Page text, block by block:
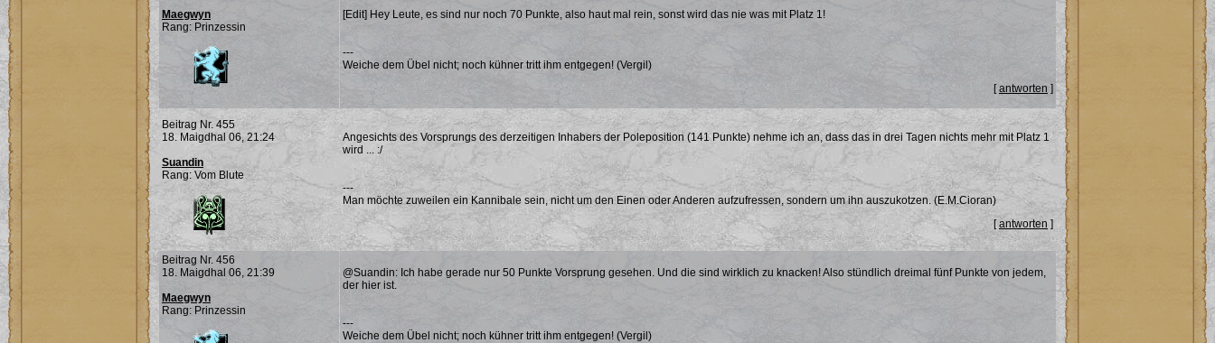
Maegwyn
Rang: Prinzessin
[Edit] Hey Leute, es sind nur noch 70 Punkte, also haut mal rein, sonst wird das nie was mit Platz 1!
---
Weiche dem Übel nicht; noch kühner tritt ihm entgegen! (Vergil)
[antworten ]
Beitrag Nr. 455
18. Maigdhal 06, 21:24
Suandin
Rang: Vom Blute
Angesichts des Vorsprungs des derzeitigen Inhabers der Poleposition (141 Punkte) nehme ich an, dass das in drei Tagen nichts mehr mit Platz 1
wird ... :/
---
Man möchte zuweilen ein Kannibale sein, nicht um den Einen oder Anderen aufzufressen, sondern um ihn auszukotzen. (E.M.Cioran)
[antworten ]
Beitrag Nr. 456
18. Maigdhal 06, 21:39
Maegwyn
Rang: Prinzessin
@Suandin: Ich habe gerade nur 50 Punkte Vorsprung gesehen. Und die sind wirklich zu knacken! Also stündlich dreimal fünf Punkte von jedem,
der hier ist.
---
Weiche dem Übel nicht; noch kühner tritt ihm entgegen! (Vergil)